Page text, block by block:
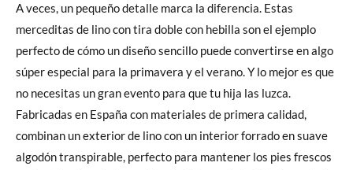
A veces, un pequeño detalle marca la diferencia. Estas
merceditas de lino con tira doble con hebilla son el ejemplo
perfecto de cómo un diseño sencillo puede convertirse en algo
súper especial para la primavera y el verano. Y lo mejor es que
no necesitas un gran evento para que tu hija las luzca.
Fabricadas en España con materiales de primera calidad,
combinan un exterior de lino con un interior forrado en suave
algodón transpirable, perfecto para mantener los pies frescos